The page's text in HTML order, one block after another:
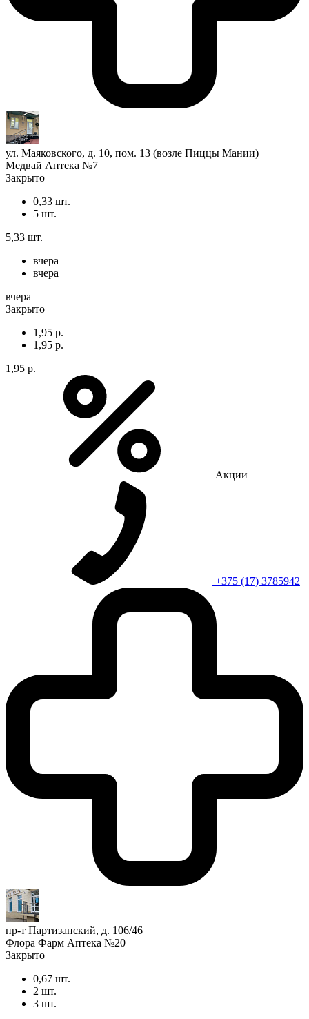
ул. Маяковского, д. 10, пом. 13 (возле Пиццы Мании)
Медвай Аптека №7
Закрыто
0,33 шт.
5 шт.
5,33 шт.
вчера
вчера
вчера
Закрыто
1,95 р.
1,95 р.
1,95 р.
Акции
+375 (17) 3785942
пр-т Партизанский, д. 106/46
Флора Фарм Аптека №20
Закрыто
0,67 шт.
2 шт.
3 шт.